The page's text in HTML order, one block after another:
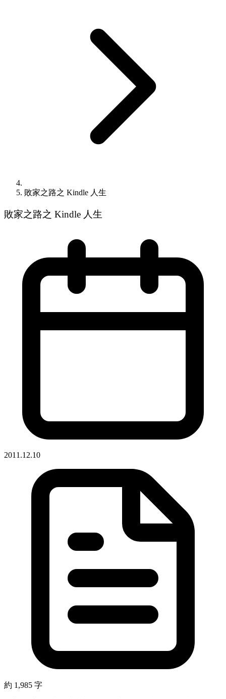
敗家之路之 Kindle 人生
敗家之路之 Kindle 人生
2011.12.10
約 1,985 字